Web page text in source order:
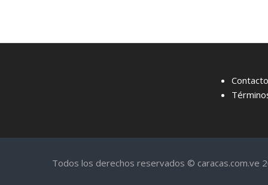
Contacto
Todos los derechos reservados © caracas.com.ve